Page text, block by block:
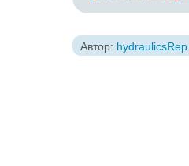
Автор: hydraulicsRep